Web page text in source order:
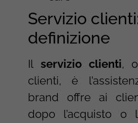
Servizio
definizione
Il servizio clienti,
clienti, è
brand offre ai
dopo l’acquisto o